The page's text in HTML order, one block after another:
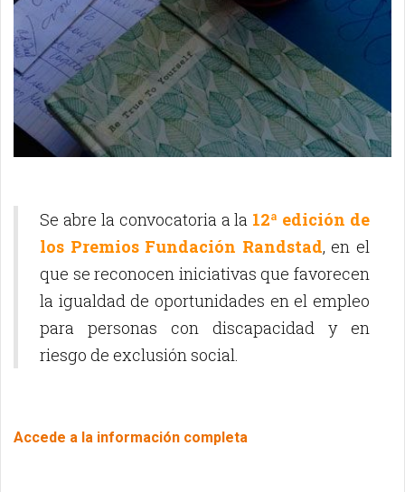
Se abre la convocatoria a la 12ª edición de
los Premios Fundación Randstad, en el
que se reconocen iniciativas que favorecen
la igualdad de oportunidades en el empleo
para personas con discapacidad y en
riesgo de exclusión social.
Accede a la información completa